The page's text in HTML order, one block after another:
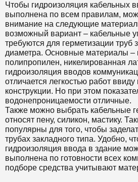
Чтобы гидроизоляция кабельных
выполнена по всем правилам,
внимание на следующие
возможный вариант – кабельные
требуются для герметизации труб
диаметра. Основные материалы –
полипропилен, никелированная
гидроизоляция вводов
отличается легкостью работ ввиду
конструкции. Но при этом
водонепроницаемости отличные.
Также можно выбрать кабельные
относят пену, силикон, мастику.
популярны для того, чтобы
трубах закладного типа. Удобно,
гидроизоляция ввода в здание
выполнена по готовности всех
подборе средства учитывают